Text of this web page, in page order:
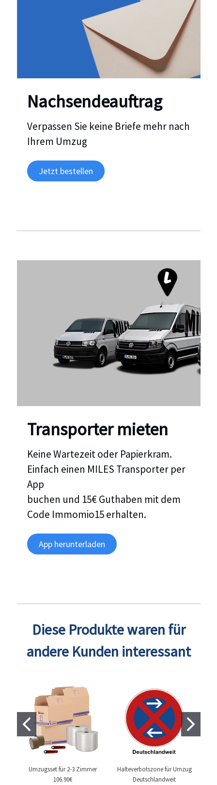
Nachsendeauftrag
Verpassen Sie keine Briefe mehr nach
Ihrem Umzug
Jetzt bestellen
Transporter mieten
Keine Wartezeit oder Papierkram.
Einfach einen MILES Transporter per
App
buchen und 15€ Guthaben mit dem
Code Immomio15 erhalten.
App herunterladen
Diese Produkte waren für
andere Kunden interessant
Umzugsset für 2-3 Zimmer
106.90€
Halteverbotszone für Umzug
Deutschlandweit